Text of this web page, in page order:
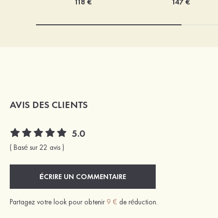
AVIS DES CLIENTS
5.0
( Basé sur 22 avis )
ÉCRIRE UN COMMENTAIRE
Partagez votre look pour obtenir 9 € de réduction.